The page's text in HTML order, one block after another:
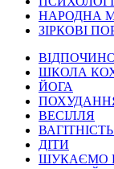
НАРОДНА
ЗІРКОВІ
ШКОЛА
ЙОГА
ВЕСІЛЛЯ
ДІТИ
ШУКАЄМО